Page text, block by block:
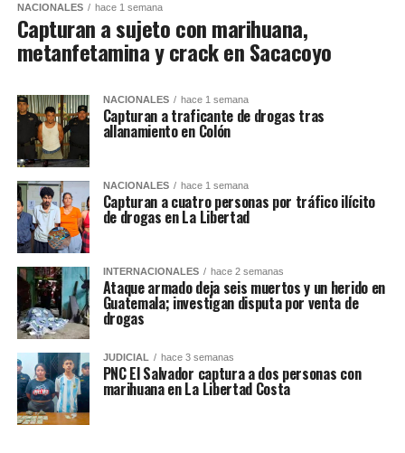
NACIONALES hace 1 semana
Capturan a sujeto con marihuana,
metanfetamina y crack en Sacacoyo
NACIONALES hace 1 semana
Capturan a traficante de drogas tras
allanamiento en Colón
NACIONALES hace 1 semana
Capturan a cuatro personas por tráfico ilícito
de drogas en La Libertad
INTERNACIONALES hace 2 semanas
Ataque armado deja seis muertos y un herido en
Guatemala; investigan disputa por venta de
drogas
JUDICIAL hace 3 semanas
PNC El Salvador captura a dos personas con
marihuana en La Libertad Costa